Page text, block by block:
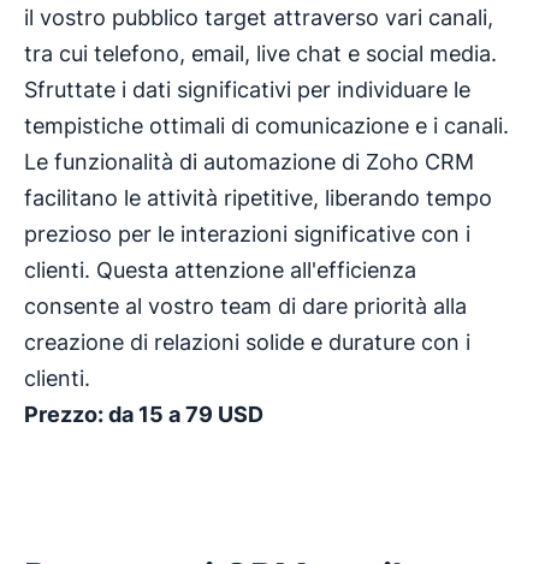
il vostro pubblico target attraverso vari canali,
tra cui telefono, email, live chat e social media.
Sfruttate i dati significativi per individuare le
tempistiche ottimali di comunicazione e i canali.
Le funzionalità di automazione di Zoho CRM
facilitano le attività ripetitive, liberando tempo
prezioso per le interazioni significative con i
clienti. Questa attenzione all'efficienza
consente al vostro team di dare priorità alla
creazione di relazioni solide e durature con i
clienti.
Prezzo: da 15 a 79 USD